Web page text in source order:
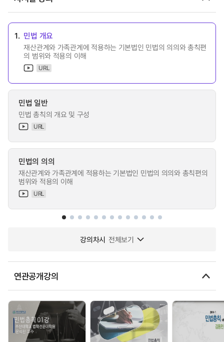
1. 민법 개요
재산관계와 가족관계에 적용하는 기본법인 민법의 의의와 총칙편
의 범위와 적용의 이해
URL
민법 일반
민법 총칙의 개요 및 구성
URL
민법의 의의
재산관계와 가족관계에 적용하는 기본법인 민법의 의의와 총칙편의
범위와 적용의 이해
URL
강의차시 전체보기
연관공개강의